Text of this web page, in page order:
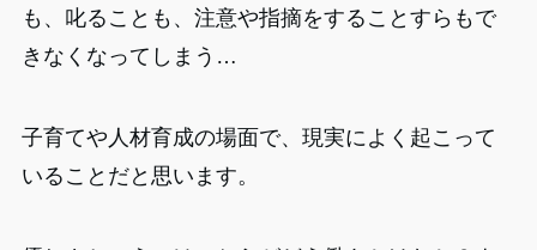
も、叱ることも、注意や指摘をすることすらもで
きなくなってしまう…
子育てや人材育成の場面で、現実によく起こって
いることだと思います。